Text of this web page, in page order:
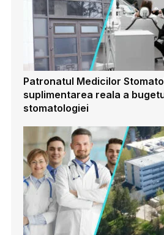
Patronatul Medicilor
suplimentarea reala a
stomatologiei